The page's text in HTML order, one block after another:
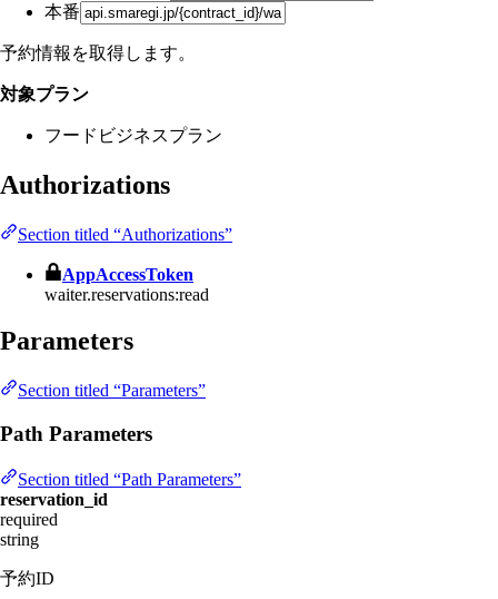
本番
予約情報を取得します。
対象プラン
フードビジネスプラン
Authorizations
Section titled “Authorizations”
AppAccessToken
waiter.reservations:read
Parameters
Section titled “Parameters”
Path Parameters
Section titled “Path Parameters”
reservation_id
required
string
予約ID